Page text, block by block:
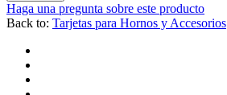
Haga una pregunta sobre este producto
Back to: Tarjetas para Hornos y Accesorios